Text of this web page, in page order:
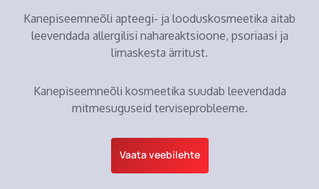
Kanepiseemneõli apteegi- ja looduskosmeetika aitab
leevendada allergilisi nahareaktsioone, psoriaasi ja
limaskesta ärritust.
Kanepiseemneõli kosmeetika suudab leevendada
mitmesuguseid terviseprobleeme.
Vaata veebilehte